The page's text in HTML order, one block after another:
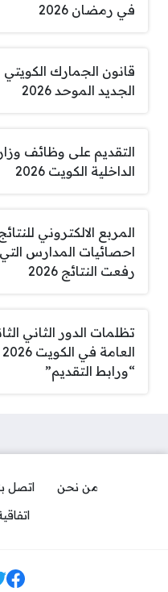
في رمضان 2026
قانون الجمارك الكويتي
الجديد الموحد 2026
التقديم على وظائف
الداخلية الكويت 2026
المربع الالكتروني
احصائيات المدارس التي
رفعت النتائج 2026
تظلمات الدور الثاني
العامة في الكويت 2026
“ورابط التقديم”
من نحن اتصل